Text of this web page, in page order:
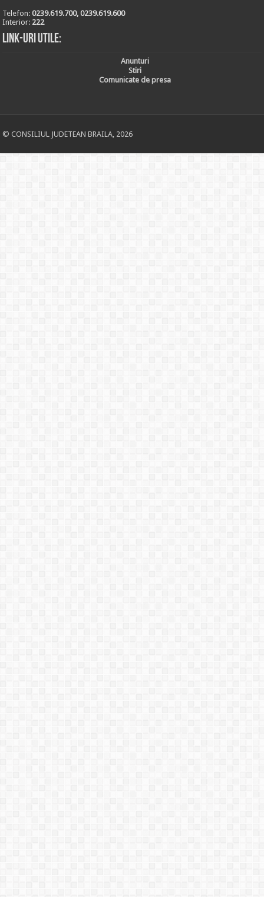
Telefon:0239.619.700, 0239.619.600
Interior: 222
Link-uri utile:
Anunturi
Stiri
Comunicate de presa
© CONSILIUL JUDETEAN BRAILA, 2026